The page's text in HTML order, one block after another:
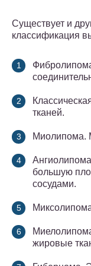
Существует и
классификация
тканей.
Миолипома.
большую
сосудами.
жировые